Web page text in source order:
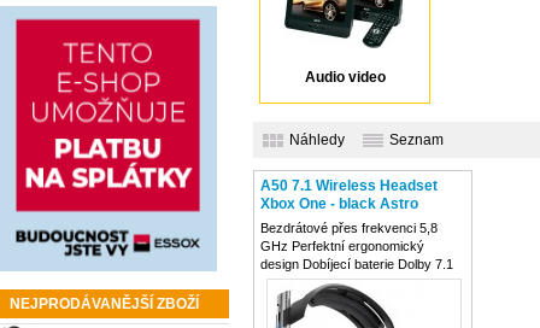
NEJPRODÁVANĚJŠÍ ZBOŽÍ
Audio video
Náhledy Seznam
A50 7.1 Wireless Headset
Xbox One - black Astro
Gaming
Bezdrátové přes frekvenci 5,8
GHz Perfektní ergonomický
design Dobíjecí baterie Dolby 7.1
Surround Sound 2,5 mm Xbox Live
Chat port a mini USB port Pro
Xbox 360, Xbox One, PS4, Mac